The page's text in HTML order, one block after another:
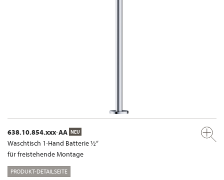
638.10.854.xxx-AA NEU
Waschtisch 1-Hand Batterie ½“
für freistehende Montage
PRODUKT-DETAILSEITE